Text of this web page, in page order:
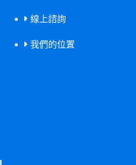
線上諮詢
我們的位置